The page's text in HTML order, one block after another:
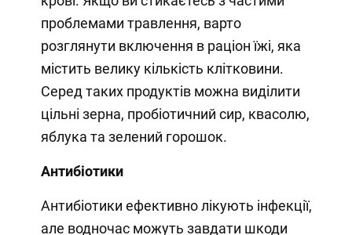
проблемами травлення, варто
розглянути включення в раціон їжі, яка
містить велику кількість клітковини.
Серед таких продуктів можна виділити
цільні зерна, пробіотичний сир, квасолю,
яблука та зелений горошок.
Антибіотики
Антибіотики ефективно лікують інфекції,
але водночас можуть завдати шкоди